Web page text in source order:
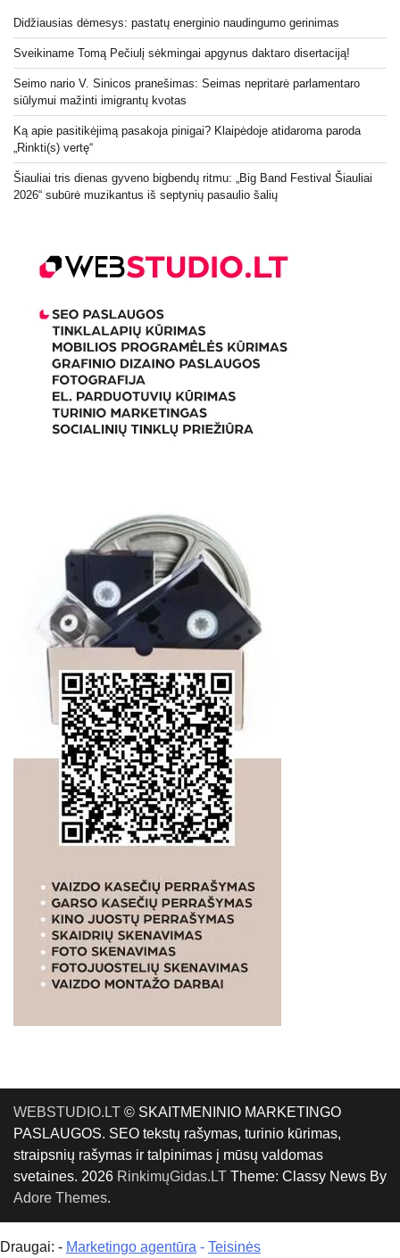
Didžiausias dėmesys: pastatų energinio naudingumo gerinimas
Sveikiname Tomą Pečiulį sėkmingai apgynus daktaro disertaciją!
Seimo nario V. Sinicos pranešimas: Seimas nepritarė parlamentaro
siūlymui mažinti imigrantų kvotas
Ką apie pasitikėjimą pasakoja pinigai? Klaipėdoje atidaroma paroda
„Rinkti(s) vertę“
Šiauliai tris dienas gyveno bigbendų ritmu: „Big Band Festival Šiauliai
2026“ subūrė muzikantus iš septynių pasaulio šalių
WEBSTUDIO.LT © SKAITMENINIO MARKETINGO
PASLAUGOS. SEO tekstų rašymas, turinio kūrimas,
straipsnių rašymas ir talpinimas į mūsų valdomas
svetaines. 2026 RinkimųGidas.LT Theme: Classy News By
Adore Themes.
Draugai: - Marketingo agentūra - Teisinės